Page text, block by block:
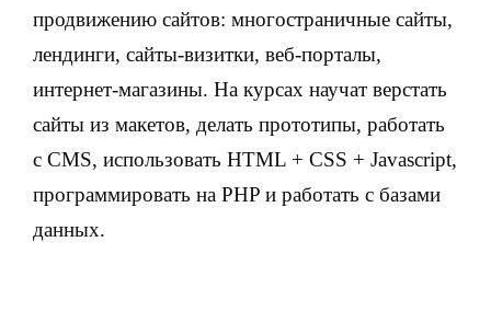
продвижению сайтов: многостраничные сайты,
лендинги, сайты-визитки, веб-порталы,
интернет-магазины. На курсах научат верстать
сайты из макетов, делать прототипы, работать
с CMS, использовать HTML + CSS + Javascript,
программировать на PHP и работать с базами
данных.